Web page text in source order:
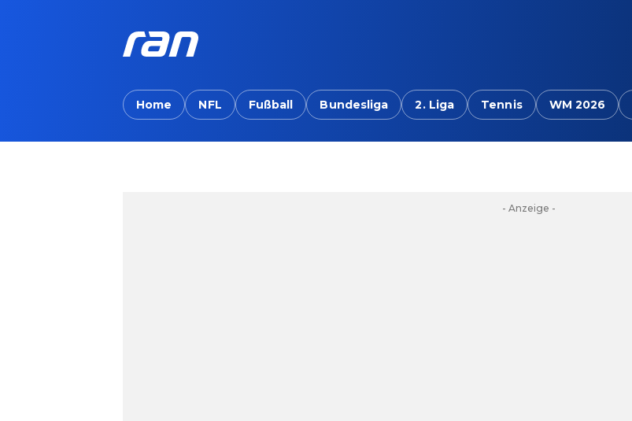
Home NFL Fußball Bundesliga 2. Liga Tennis WM 2026
- Anzeige -